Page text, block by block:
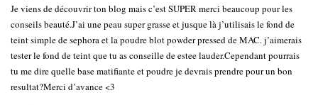
Je viens de découvrir ton blog mais c’est SUPER merci beaucoup pour les
conseils beauté.J’ai une peau super grasse et jusque là j’utilisais le fond de
teint simple de sephora et la poudre blot powder pressed de MAC. j’aimerais
tester le fond de teint que tu as conseille de estee lauder.Cependant pourrais
tu me dire quelle base matifiante et poudre je devrais prendre pour un bon
resultat?Merci d’avance <3